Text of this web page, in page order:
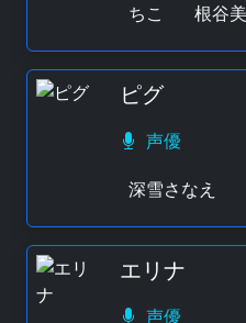
ちこ
根谷
ピグ
声優
深雪さなえ
エリナ
声優